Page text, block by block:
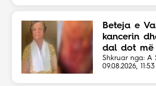
Beteja e
kancerin
dal dot më
Shkruar nga: A
09.08.2026, 11:53